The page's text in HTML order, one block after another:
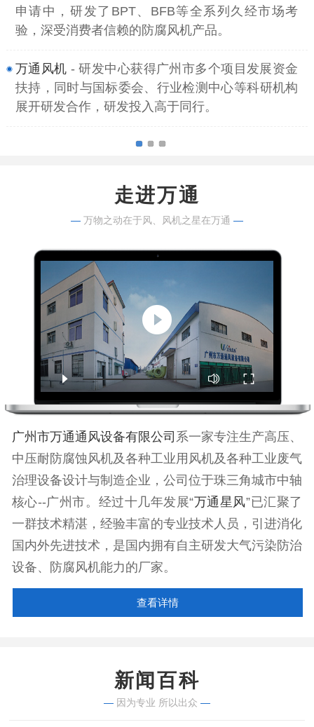
申请中，研发了BPT、BFB等全系列久经市场考
验，深受消费者信赖的防腐风机产品。
万通风机 - 研发中心获得广州市多个项目发展资金
扶持，同时与国标委会、行业检测中心等科研机构
展开研发合作，研发投入高于同行。
走进万通
— 万物之动在于风、风机之星在万通 —
广州市万通通风设备有限公司 系一家专注生产高压、
中压耐防腐蚀风机及各种工业用风机及各种工业废气
治理设备设计与制造企业，公司位于珠三角城市中轴
核心--广州市。经过十几年发展“万通星风”已汇聚了
一群技术精湛，经验丰富的专业技术人员，引进消化
国内外先进技术，是国内拥有自主研发大气污染防治
设备、防腐风机能力的厂家。
查看详情
新闻百科
— 因为专业 所以出众 —